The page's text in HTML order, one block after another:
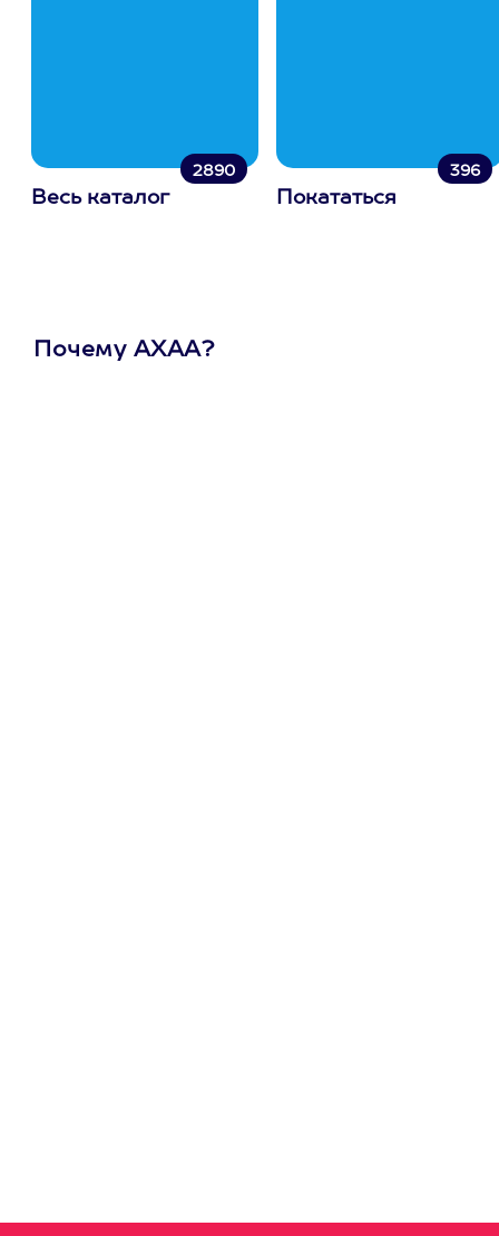
2890
Весь каталог
396
Покататься
Почему АХАА?